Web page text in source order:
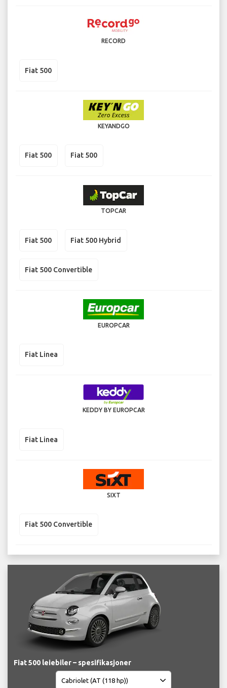
RECORD
Fiat 500
KEYANDGO
Fiat 500 Fiat 500
TOPCAR
Fiat 500 Fiat 500 Hybrid
Fiat 500 Convertible
EUROPCAR
Fiat Linea
KEDDY BY EUROPCAR
Fiat Linea
SIXT
Fiat 500 Convertible
Fiat 500 leiebiler – spesifikasjoner